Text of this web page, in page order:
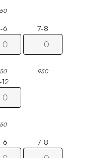
6 7-8
950
12
6 7-8